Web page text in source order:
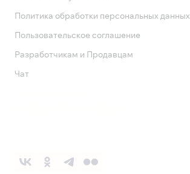
Политика обработки персональных данных
Пользовательское соглашение
Разработчикам и Продавцам
Чат